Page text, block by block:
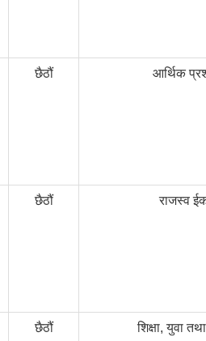
छैठौं आर्थिक
छैठौं राजस्व
छैठौं शिक्षा, युवा